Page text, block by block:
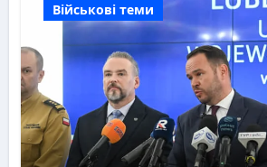
Військові теми